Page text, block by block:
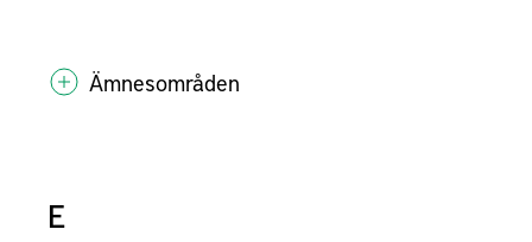
Ämnesområden
E